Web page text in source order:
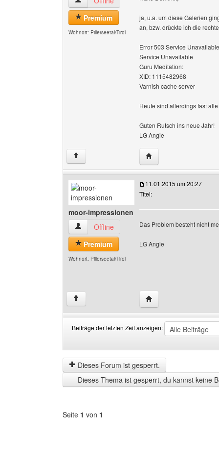
Premium
Wohnort: Pillerseetal/Tirol
ja, u.a. um diese Galerien
an, bzw. drückte ich die
Error 503 Service Unavailable
Service Unavailable
Guru Meditation:
XID: 1115482968
Varnish cache server
Heute sind allerdings fast
Guten Rutsch ins neue Jahr!
LG Angie
↑ Website dieses
moor-impressionen
moor-impressionen Benutzer-Profile anzeigen
Offline
Premium
Wohnort: Pillerseetal/Tirol
11.01.2015 um 20:27
Titel:
Das Problem besteht nicht
LG Angie
↑ Website dieses
Beiträge der letzten Zeit anzeigen:
der
letzten
Zeit
anzeigen
by
Dieses Forum ist gesperrt.
Dieses Thema ist gesperrt, du kannst keine
Seite 1 von 1